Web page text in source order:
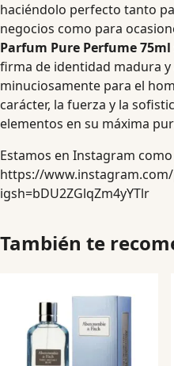
haciéndolo perfecto tanto
negocios como para
Parfum Pure Perfume 75ml
firma de identidad madura
minuciosamente para el
carácter, la fuerza y la
elementos en su máxima
Estamos en Instagram como
https://
igsh=bDU2ZGlqZm4yYTlr
También te